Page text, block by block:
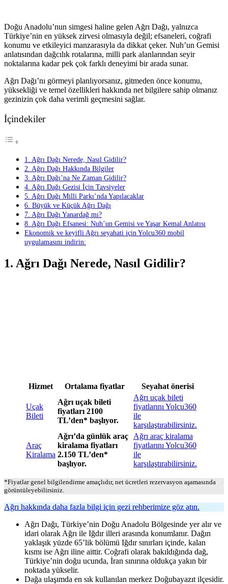
Doğu Anadolu’nun simgesi haline gelen Ağrı Dağı, yalnızca
Türkiye’nin en yüksek zirvesi olmasıyla değil; efsaneleri, coğrafi
konumu ve etkileyici manzarasıyla da dikkat çeker. Nuh’un Gemisi
anlatısından dağcılık rotalarına, milli park alanlarından seyir
noktalarına kadar pek çok farklı deneyimi bir arada sunar.
Ağrı Dağı’nı görmeyi planlıyorsanız, gitmeden önce konumu,
yüksekliği ve temel özellikleri hakkında net bilgilere sahip olmanız
gezinizin çok daha verimli geçmesini sağlar.
İçindekiler
1. Ağrı Dağı Nerede, Nasıl Gidilir?
2. Ağrı Dağı Hakkında Bilgiler
3. Ağrı Dağı’na Ne Zaman Gidilir?
4. Ağrı Dağı Gezisi İçin Tavsiyeler
5. Ağrı Dağı Milli Parkı’nda Yapılacaklar
6. Büyük ve Küçük Ağrı Dağı
7. Ağrı Dağı Yanardağ mı?
8. Ağrı Dağı Efsanesi: Nuh’un Gemisi ve Yaşar Kemal Anlatısı
Ekonomik ve keyifli Ağrı seyahati için Yolcu360 mobil
uygulamasını indirin:
1. Ağrı Dağı Nerede, Nasıl Gidilir?
Hizmet Ortalama fiyatlar Seyahat önerisi
Uçak
Bileti
Ağrı uçak bileti
fiyatları 2100
TL’den* başlıyor.
Ağrı uçak bileti
fiyatlarını Yolcu360
ile
karşılaştırabilirsiniz.
Araç
Kiralama
Ağrı’da günlük araç
kiralama fiyatları
2.150 TL’den*
başlıyor.
Ağrı araç kiralama
fiyatlarını Yolcu360
ile
karşılaştırabilirsiniz.
*Fiyatlar genel bilgilendirme amaçlıdır, net ücretleri rezervasyon aşamasında
görüntüleyebilirsiniz.
Ağrı hakkında daha fazla bilgi için gezi rehberimize göz atın.
Ağrı Dağı, Türkiye’nin Doğu Anadolu Bölgesinde yer alır ve
idari olarak Ağrı ile Iğdır illeri arasında konumlanır. Dağın
yaklaşık yüzde 65’lik bölümü Iğdır sınırları içinde, kalan
kısmı ise Ağrı iline aittir. Coğrafi olarak bakıldığında dağ,
Türkiye’nin doğu ucunda, İran sınırına oldukça yakın bir
noktada yükselir.
Dağa ulaşımda en sık kullanılan merkez Doğubayazıt ilçesidir.